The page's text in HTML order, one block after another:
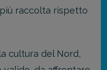
raccolta rispetto
cultura del Nord,